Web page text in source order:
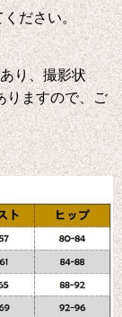
ださい。
り、撮影状
りますので、ご